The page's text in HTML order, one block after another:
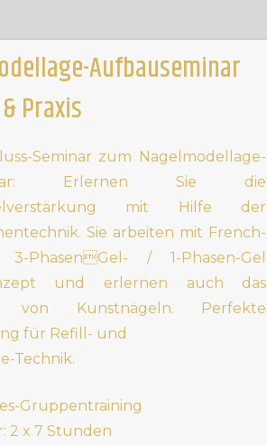
Aufbauseminar
Praxis
Seminar zum Nagelmodellage-
Erlernen Sie die
mit Hilfe der
Sie arbeiten mit French-
PhasenGel- / 1-Phasen-Gel
und erlernen auch das
von Kunstnägeln. Perfekte
für Refill- und
Technik.
Gruppentraining
2 x 7 Stunden